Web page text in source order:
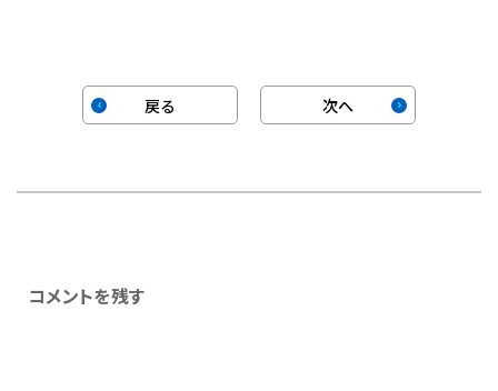
戻る 次へ
コメントを残す